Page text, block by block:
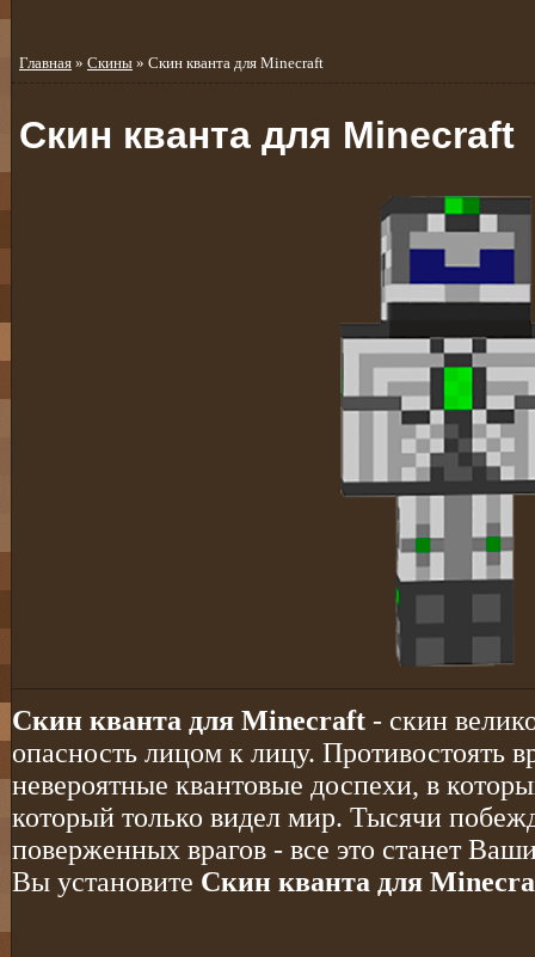
Главная » Скины » Скин кванта для Minecraft
Скин кванта для Minecraft
Скин кванта для Minecraft - скин
опасность лицом к лицу. Противостоять
невероятные квантовые доспехи, в
который только видел мир. Тысячи
поверженных врагов - все это станет
Вы установите Скин кванта для